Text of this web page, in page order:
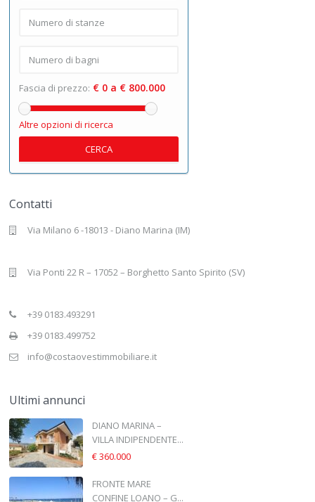
Fascia di prezzo: € 0 a € 800.000
Altre opzioni di ricerca
CERCA
Contatti
Via Milano 6 -18013 - Diano Marina (IM)
Via Ponti 22 R – 17052 – Borghetto Santo Spirito (SV)
+39 0183.493291
+39 0183.499752
info@costaovestimmobiliare.it
Ultimi annunci
DIANO MARINA –
VILLA INDIPENDENTE...
€ 360.000
FRONTE MARE
CONFINE LOANO – G...